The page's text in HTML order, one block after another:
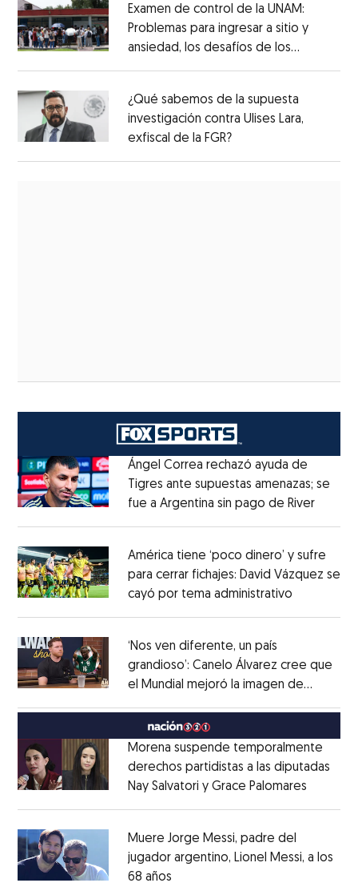
Examen de control de la UNAM:
Problemas para ingresar a sitio y
ansiedad, los desafíos de los
aspirantes
¿Qué sabemos de la supuesta
investigación contra Ulises Lara,
exfiscal de la FGR?
Ángel Correa rechazó ayuda de
Tigres ante supuestas amenazas; se
fue a Argentina sin pago de RiverOpens
América tiene ‘poco dinero’ y sufre
para cerrar fichajes: David Vázquez se
cayó por tema administrativo
‘Nos ven diferente, un país
grandioso’: Canelo Álvarez cree que
el Mundial mejoró la imagen de
MéxicoOpens in new window
Morena suspende temporalmente
derechos partidistas a las diputadas
Nay Salvatori y Grace Palomares
Muere Jorge Messi, padre del
jugador argentino, Lionel Messi, a los
68 años